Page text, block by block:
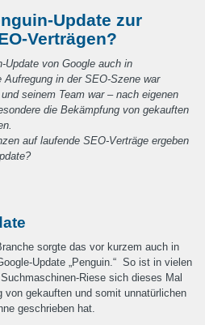
Update zur
Verträgen?
Update von Google auch in
in der SEO-Szene war
seinem Team war – nach eigenen
die Bekämpfung von gekauften
auf laufende SEO-Verträge ergeben
sorgte das vor kurzem auch in
Update „Penguin.“ So ist in vielen
Riese sich dieses Mal
von gekauften und somit unnatürlichen
geschrieben hat.